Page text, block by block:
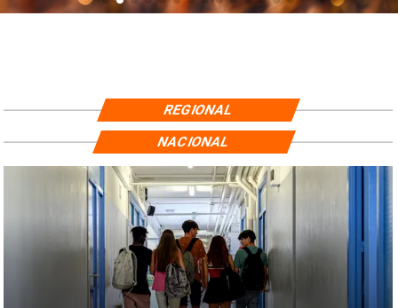
REGIONAL
NACIONAL